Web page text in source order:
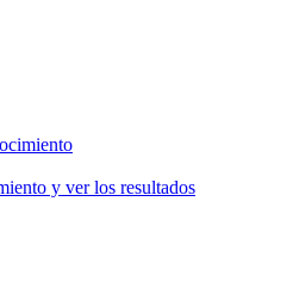
y ver los resultados